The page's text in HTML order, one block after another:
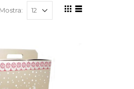
Mostra: